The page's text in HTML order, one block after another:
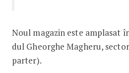
Noul magazin este amplasat
dul Gheorghe Magheru, sector
parter).